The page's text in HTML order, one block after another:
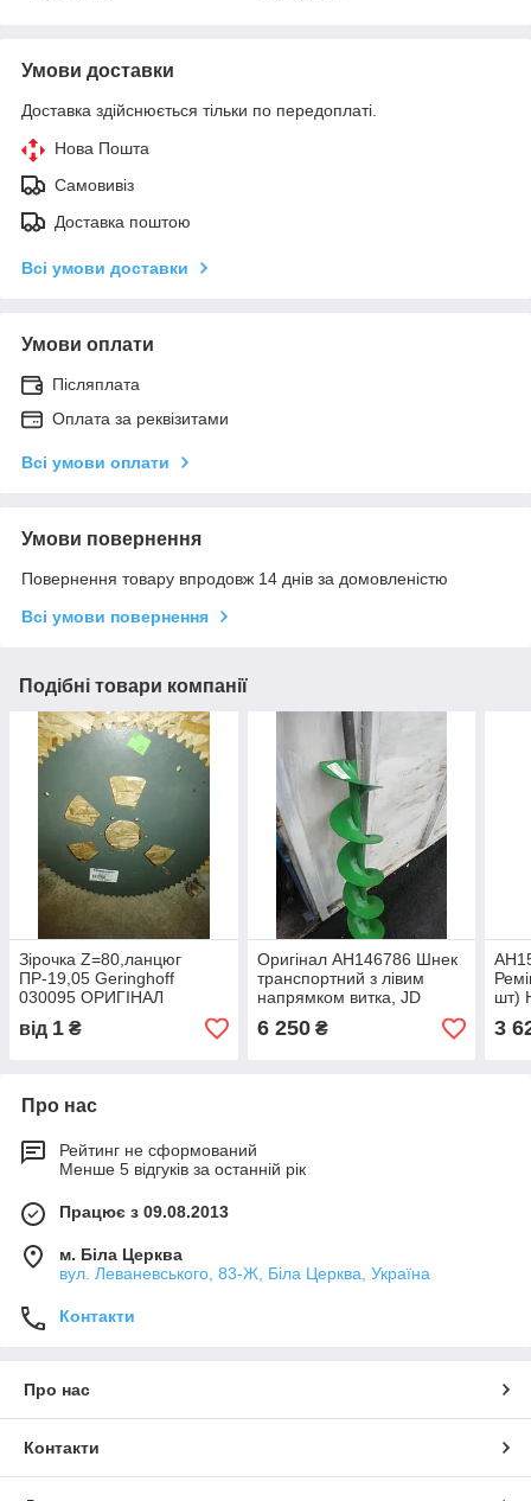
Умови доставки
Доставка здійснюється тільки по передоплаті.
Нова Пошта
Самовивіз
Доставка поштою
Всі умови доставки
Умови оплати
Післяплата
Оплата за реквізитами
Всі умови оплати
Умови повернення
Повернення товару впродовж 14 днів за домовленістю
Всі умови повернення
Подібні товари компанії
Зірочка Z=80,ланцюг
ПР-19,05 Geringhoff
030095 ОРИГІНАЛ
від 1 ₴
Оригінал AH146786 Шнек
транспортний з лівим
напрямком витка, JD
6 250₴
шт)
3
Про нас
Рейтинг не сформований
Менше 5 відгуків за останній рік
Працює з 09.08.2013
м. Біла Церква
вул. Леваневського, 83-Ж, Біла Церква, Україна
Контакти
Про нас
Контакти